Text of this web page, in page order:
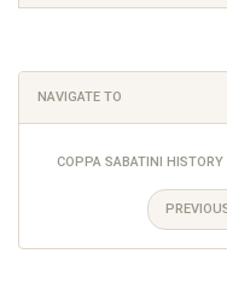
NAVIGATE TO
COPPA SABATINI HISTORY